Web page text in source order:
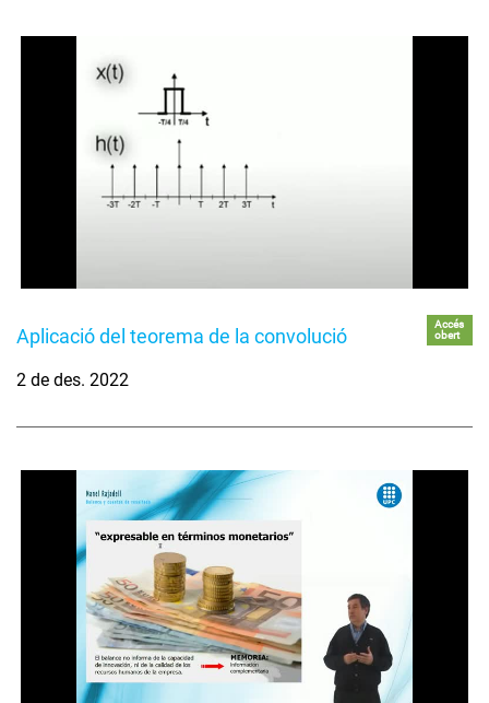
Aplicació del teorema de la convolució
Accés
obert
2 de des. 2022